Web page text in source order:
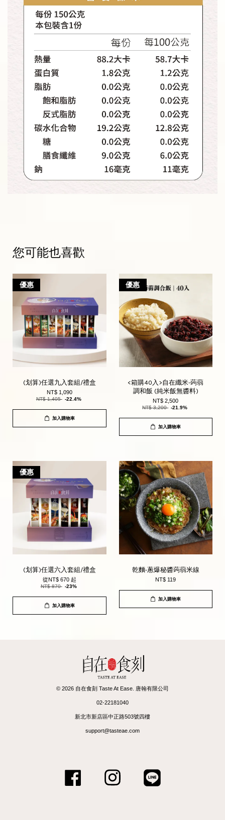
您可能也喜歡
優惠
(划算)任選九入套組/禮盒
NT$ 1,090
NT$ 1,405 -22.4%
加入購物車
優惠
<箱購40入>自在纖米-蒟蒻
調和飯 (純米飯無醬料)
NT$ 2,500
NT$ 3,200 -21.9%
加入購物車
優惠
(划算)任選六入套組/禮盒
從NT$ 670 起
NT$ 870 -23%
加入購物車
乾麵-蔥爆秘醬蒟蒻米線
NT$ 119
加入購物車
© 2026 自在食刻 Taste At Ease. 唐翰有限公司
02-22181040
新北市新店區中正路503號四樓
support@tasteae.com
Facebook Instagram